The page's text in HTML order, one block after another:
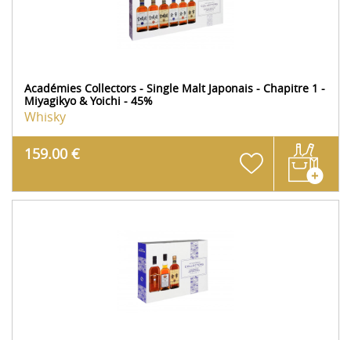
Académies Collectors - Single Malt Japonais - Chapitre 1 -
Miyagikyo & Yoichi - 45%
Whisky
159.00 €